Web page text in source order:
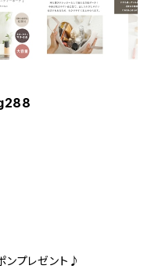
プレゼント♪